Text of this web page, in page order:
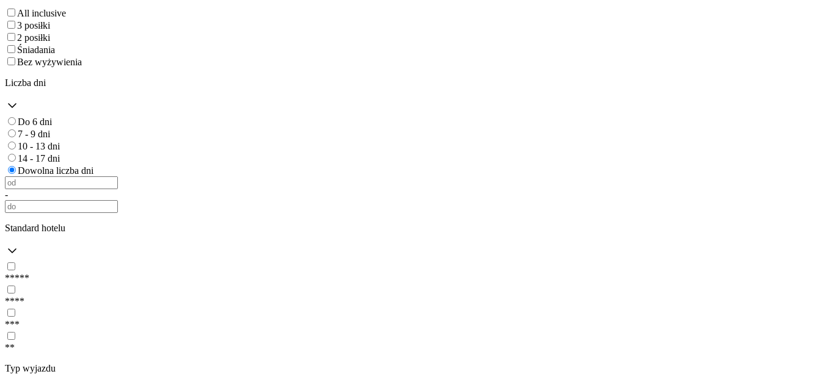
All inclusive
3 posiłki
2 posiłki
Śniadania
Bez wyżywienia
Liczba dni
Do 6 dni
7 - 9 dni
10 - 13 dni
14 - 17 dni
Dowolna liczba dni
-
Standard hotelu
*****
****
***
**
Typ wyjazdu